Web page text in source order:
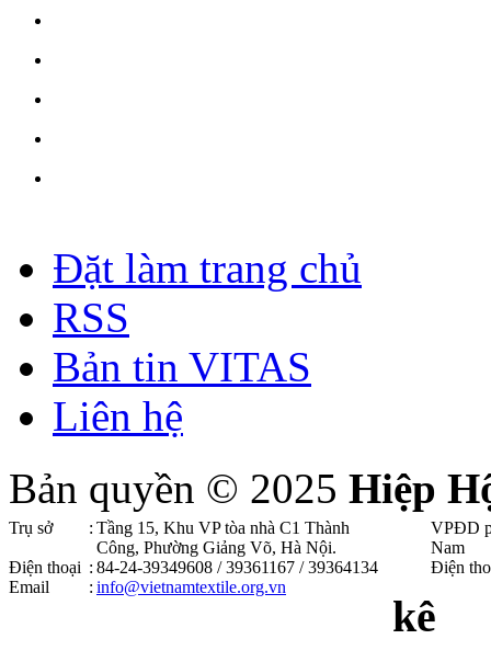
Đặt làm trang chủ
RSS
Bản tin VITAS
Liên hệ
Bản quyền © 2025 Hiệp
Trụ sở : Tầng 15, Khu VP tòa nhà C1 Thành
Công, Phường Giảng Võ, Hà Nội .
Điện thoại : 84-24-39349608 / 39361167 / 39364134
Email
: info@vietnamtextile.org.vn
VPĐD
Nam
Điện
kê